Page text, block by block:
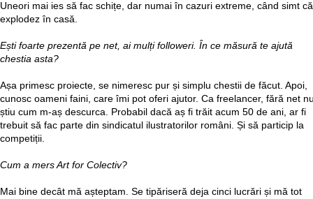
Uneori mai ies să fac schițe, dar numai în cazuri extreme, când simt că
explodez în casă.
Ești foarte prezentă pe net, ai mulți followeri. În ce măsură te ajută
chestia asta?
Așa primesc proiecte, se nimeresc pur și simplu chestii de făcut. Apoi,
cunosc oameni faini, care îmi pot oferi ajutor. Ca freelancer, fără net
știu cum m-aș descurca. Probabil dacă aș fi trăit acum 50 de ani, ar fi
trebuit să fac parte din sindicatul ilustratorilor români. Și să particip la
competiții.
Cum a mers Art for Colectiv?
Mai bine decât mă așteptam. Se tipăriseră deja cinci lucrări și mă tot